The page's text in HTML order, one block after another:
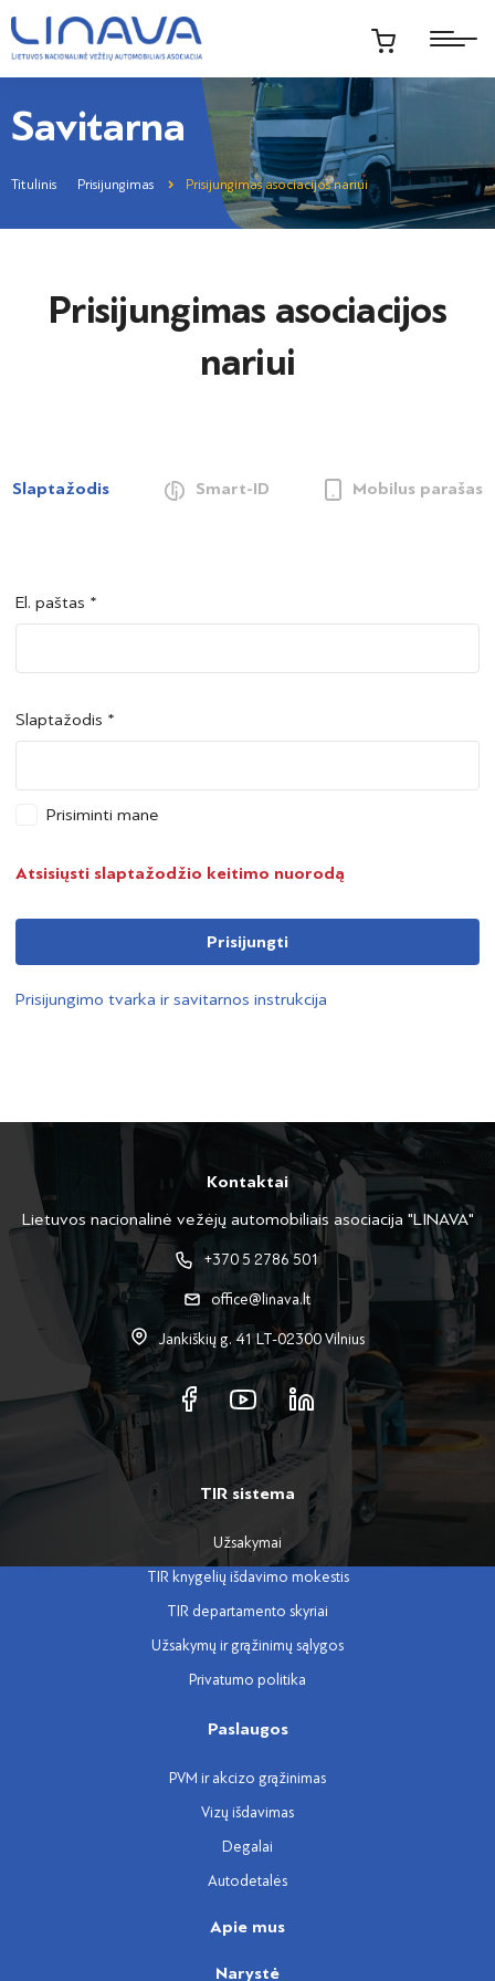
Savitarna
Titulinis Prisijungimas Prisijungimas asociacijos nariui
Prisijungimas asociacijos
nariui
Slaptažodis Smart-ID Mobilus parašas
Šalis *
Asmens kodas *
Šalis *
Asmens kodas *
El. paštas *
Slaptažodis *
Prisiminti mane
Atsisiųsti slaptažodžio keitimo nuorodą
Prisijungti
Prisijungimo tvarka ir savitarnos instrukcija
Kontaktai
Lietuvos nacionalinė vežėjų automobiliais asociacija "LINAVA"
+370 5 2786 501
office@linava.lt
Jankiškių g. 41 LT-02300 Vilnius
TIR sistema
Užsakymai
TIR knygelių išdavimo mokestis
TIR departamento skyriai
Užsakymų ir grąžinimų sąlygos
Privatumo politika
Paslaugos
PVM ir akcizo grąžinimas
Vizų išdavimas
Degalai
Autodetalės
Apie mus
Narystė